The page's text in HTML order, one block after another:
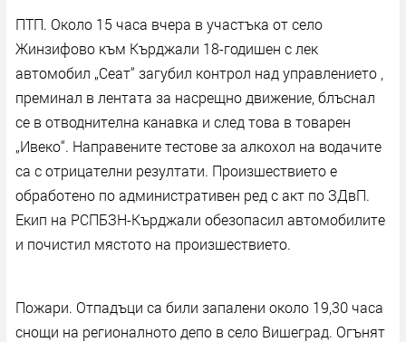
ПТП. Около 15 часа вчера в участъка от село
Жинзифово към Кърджали 18-годишен с лек
автомобил „Сеат“ загубил контрол над управлението ,
преминал в лентата за насрещно движение, блъснал
се в отводнителна канавка и след това в товарен
„Ивеко“. Направените тестове за алкохол на водачите
са с отрицателни резултати. Произшествието е
обработено по административен ред с акт по ЗДвП.
Екип на РСПБЗН-Кърджали обезопасил автомобилите
и почистил мястото на произшествието.
Пожари. Отпадъци са били запалени около 19,30 часа
снощи на регионалното депо в село Вишеград. Огънят